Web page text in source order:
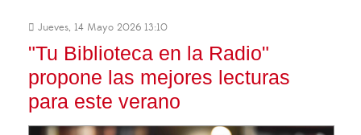
Jueves, 14 Mayo 2026 13:10
"Tu Biblioteca en la Radio"
propone las mejores lecturas
para este verano